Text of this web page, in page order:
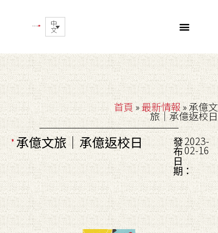
中
文
首頁»最新情報»承億文
旅｜承億返校日
承億文旅｜承億返校日 發
布
日
期：
2023-
02-16